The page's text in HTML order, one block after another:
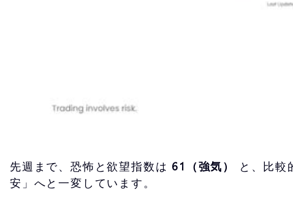
先週まで、恐怖と欲望指数は 61 （強気） と、比
安」へと一変しています。